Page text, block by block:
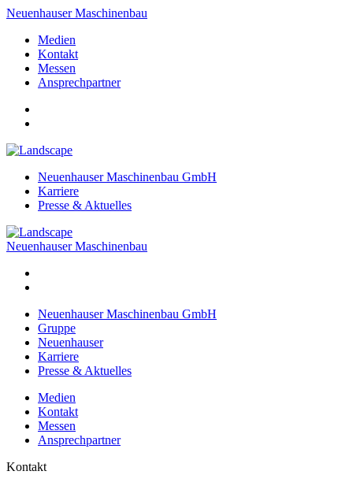
Neuenhauser Maschinenbau
Medien
Kontakt
Messen
Ansprechpartner
Neuenhauser Maschinenbau GmbH
Karriere
Presse & Aktuelles
Neuenhauser Maschinenbau
Neuenhauser Maschinenbau GmbH
Gruppe
Neuenhauser
Karriere
Presse & Aktuelles
Medien
Kontakt
Messen
Ansprechpartner
Kontakt